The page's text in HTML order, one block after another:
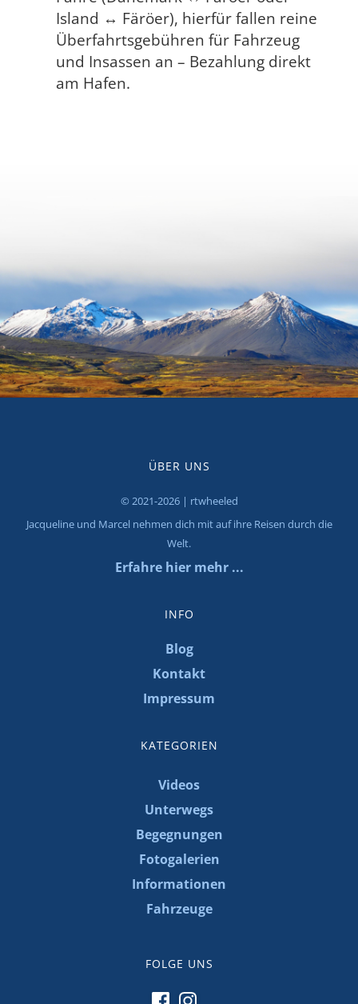
Island ↔ Färöer), hierfür fallen reine
Überfahrtsgebühren für Fahrzeug
und Insassen an – Bezahlung direkt
am Hafen.
ÜBER UNS
© 2021-2026 | rtwheeled
Jacqueline und Marcel nehmen dich mit auf ihre Reisen durch die
Welt.
Erfahre hier mehr ...
INFO
Blog
Kontakt
Impressum
KATEGORIEN
Videos
Unterwegs
Begegnungen
Fotogalerien
Informationen
Fahrzeuge
FOLGE UNS